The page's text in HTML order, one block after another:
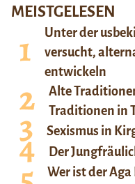
MEISTGELESEN
Unter der
versucht,
entwickeln
Alte
Traditionen in
Sexismus in
Der
Wer ist der